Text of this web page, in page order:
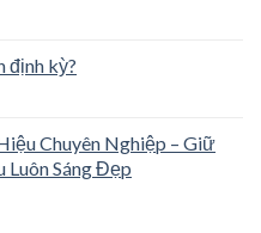
định kỳ?
Chuyên Nghiệp – Giữ
Sáng Đẹp